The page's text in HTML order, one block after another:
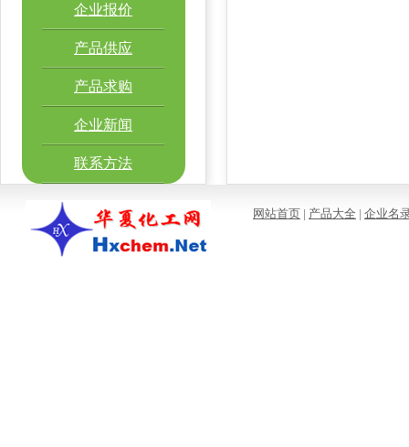
企业报价
产品供应
产品求购
企业新闻
联系方法
网站首页 | 产品大全 | 企业名